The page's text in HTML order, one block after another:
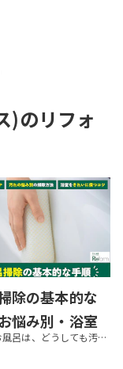
)のリフォ
除の基本的な
悩み別・浴室
法やきれいに毎日使うお風呂は、どうしても汚れが溜まりやすい場所です。きれいな状態を保ちたくても、つい面倒で掃除が後回しになってしまう方も多いでしょう。浴室掃除は、基本の手順を押さえておくと楽になります。 この記事では、浴室掃除の基本...